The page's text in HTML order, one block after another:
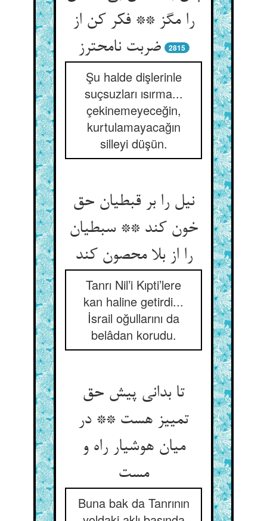
را مگز ** فکر کن از
ضربت نامحترز
2815
Şu halde dişlerinle
suçsuzları ısırma...
çekinemeyeceğin,
kurtulamayacağın
silleyi düşün.
نیل را بر قبطیان حق
خون کند ** سبطیان
را از بلا محصون کند
Tanrı Nil’i Kıpti’lere
kan haline getirdi...
İsrail oğullarını da
belâdan korudu.
تا بدانی پیش حق
تمییز هست ** در
میان هوشیار راه و
مست
Buna bak da Tanrının